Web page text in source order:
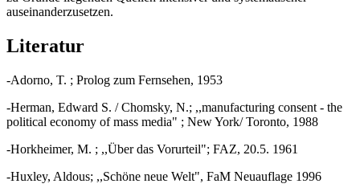
auseinanderzusetzen.
Literatur
-Adorno, T. ; Prolog zum Fernsehen, 1953
-Herman, Edward S. / Chomsky, N.; ,,manufacturing consent - the
political economy of mass media" ; New York/ Toronto, 1988
-Horkheimer, M. ; ,,Über das Vorurteil"; FAZ, 20.5. 1961
-Huxley, Aldous; ,,Schöne neue Welt", FaM Neuauflage 1996